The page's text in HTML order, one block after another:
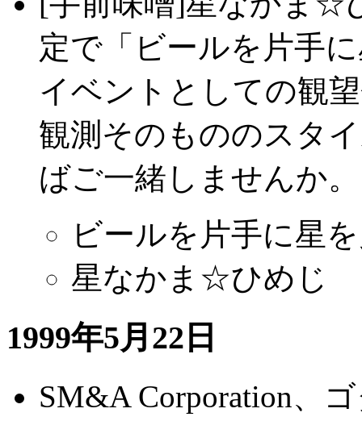
定で「ビールを片手
イベントとしての観
観測そのもののスタ
ばご一緒しませんか。
ビールを片手に星
星なかま☆ひめじ
1999年5月22日
SM&A Corporation、